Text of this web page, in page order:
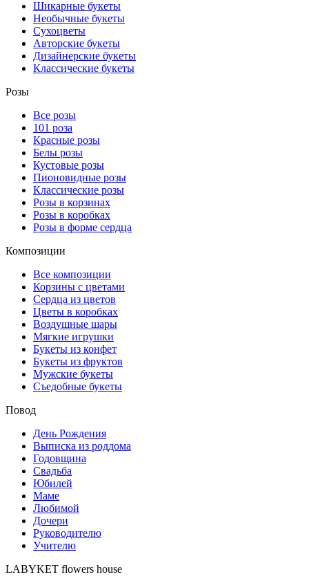
Шикарные букеты
Необычные букеты
Сухоцветы
Авторские букеты
Дизайнерские букеты
Классические букеты
Розы
Все розы
101 роза
Красные розы
Белы розы
Кустовые розы
Пионовидные розы
Классические розы
Розы в корзинах
Розы в коробках
Розы в форме сердца
Композиции
Все композиции
Корзины с цветами
Сердца из цветов
Цветы в коробках
Воздушные шары
Мягкие игрушки
Букеты из конфет
Букеты из фруктов
Мужские букеты
Съедобные букеты
Повод
День Рождения
Выписка из роддома
Годовщина
Свадьба
Юбилей
Маме
Любимой
Дочери
Руководителю
Учителю
LABYKET flowers house